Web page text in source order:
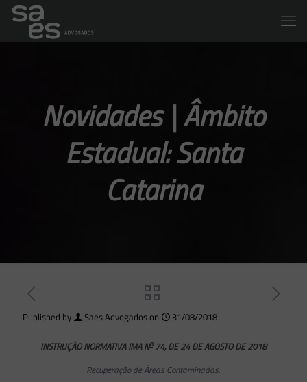
Novidades | Âmbito
Estadual: Santa
Catarina
Published by Saes Advogadoson 31/08/2018
INSTRUÇÃO NORMATIVA IMA No74, DE 24 DE AGOSTO DE 2018
Recuperação de Áreas Contaminadas.